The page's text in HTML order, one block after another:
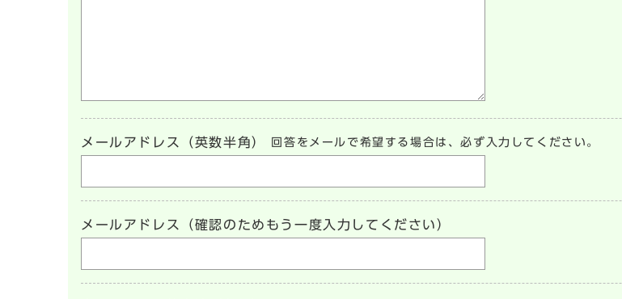
メールアドレス（英数半角） 回答をメールで希望する場合は、必ず入力してください。
メールアドレス（確認のためもう一度入力してください）